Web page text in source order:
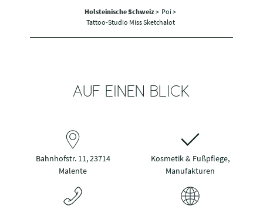
Holsteinische Schweiz> Poi >
Tattoo-Studio Miss Sketchalot
AUF EINEN BLICK
Bahnhofstr. 11, 23714
Malente
Kosmetik & Fußpflege,
Manufakturen